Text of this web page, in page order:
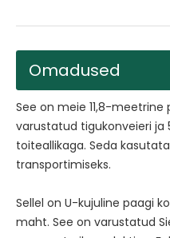
Omadused
See on meie 11,8-
varustatud tigukonveieri ja
toiteallikaga. Seda
transportimiseks.
Sellel on U-kujuline paagi
maht. See on varustatud